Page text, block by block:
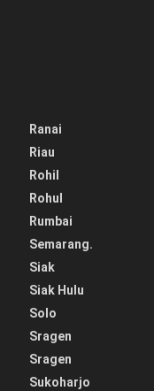
Ranai
Riau
Rohil
Rohul
Rumbai
Semarang.
Siak
Siak Hulu
Solo
Sragen
Sragen
Sukoharjo